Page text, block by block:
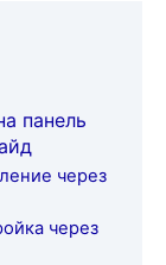
панель
через
через